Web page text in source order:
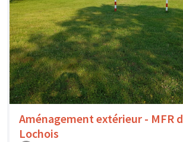
Aménagement extérieur - MFR
Lochois